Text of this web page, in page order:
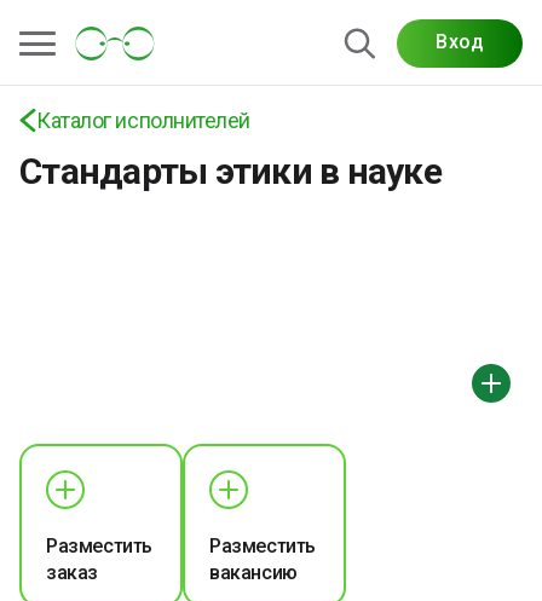
Вход
Каталог исполнителей
Стандарты этики в науке
Разместить
заказ
Разместить
вакансию